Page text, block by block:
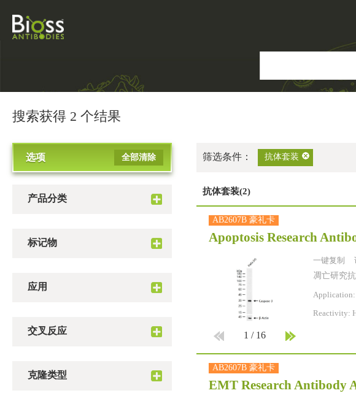
搜索获得 2 个结果
选项 全部清除
产品分类
标记物
应用
交叉反应
克隆类型
筛选条件： 抗体套装
抗体套装(2)
AB2607B 豪礼卡
Apoptosis Research
1 / 16
一键复制
凋亡研究
Application:
Reactivity:
AB2607B 豪礼卡
EMT Research Antibody